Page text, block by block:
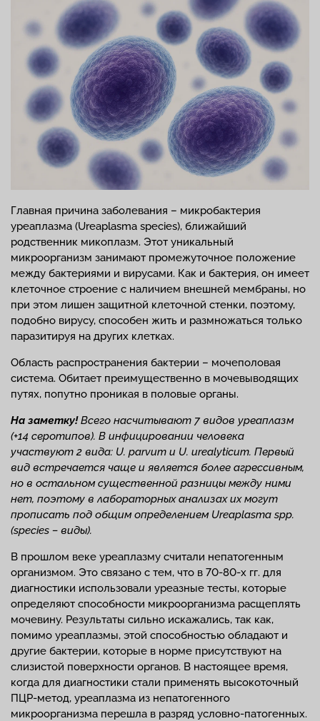
Главная причина заболевания – микробактерия
уреаплазма (Ureaplasma species), ближайший
родственник микоплазм. Этот уникальный
микроорганизм занимают промежуточное положение
между бактериями и вирусами. Как и бактерия, он имеет
клеточное строение с наличием внешней мембраны, но
при этом лишен защитной клеточной стенки, поэтому,
подобно вирусу, способен жить и размножаться только
паразитируя на других клетках.
Область распространения бактерии – мочеполовая
система. Обитает преимущественно в мочевыводящих
путях, попутно проникая в половые органы.
На заметку!Всего насчитывают 7 видов уреаплазм
(+14 серотипов). В инфицировании человека
участвуют 2 вида: U. parvum и U. urealyticum. Первый
вид встречается чаще и является более агрессивным,
но в остальном существенной разницы между ними
нет, поэтому в лабораторных анализах их могут
прописать под общим определением Ureaplasma spp.
(species – виды).
В прошлом веке уреаплазму считали непатогенным
организмом. Это связано с тем, что в 70-80-х гг. для
диагностики использовали уреазные тесты, которые
определяют способности микроорганизма расщеплять
мочевину. Результаты сильно искажались, так как,
помимо уреаплазмы, этой способностью обладают и
другие бактерии, которые в норме присутствуют на
слизистой поверхности органов. В настоящее время,
когда для диагностики стали применять высокоточный
ПЦР-метод, уреаплазма из непатогенного
микроорганизма перешла в разряд условно-патогенных.